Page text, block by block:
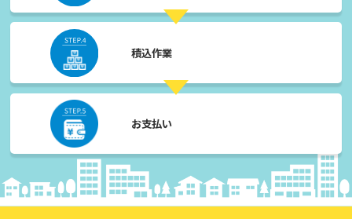
積込作業
お支払い